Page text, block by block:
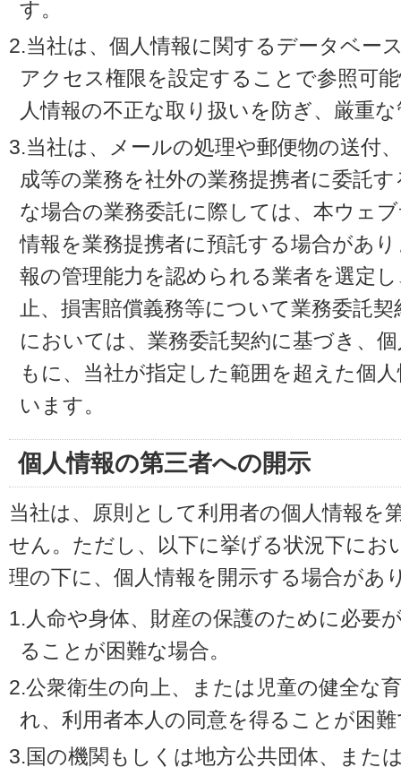
す。
2.当社は、個人情報に関するデータベー
アクセス権限を設定することで参照可
人情報の不正な取り扱いを防ぎ、厳重
3.当社は、メールの処理や郵便物の送付
成等の業務を社外の業務提携者に委託
な場合の業務委託に際しては、本ウェ
情報を業務提携者に預託する場合があ
報の管理能力を認められる業者を選定
止、損害賠償義務等について業務委託
においては、業務委託契約に基づき、
もに、当社が指定した範囲を超えた個
います。
個人情報の第三者への開示
当社は、原則として利用者の個人情報を
せん。ただし、以下に挙げる状況下にお
理の下に、個人情報を開示する場合があ
1.人命や身体、財産の保護のために必要
ることが困難な場合。
2.公衆衛生の向上、または児童の健全な
れ、利用者本人の同意を得ることが困
3.国の機関もしくは地方公共団体、また